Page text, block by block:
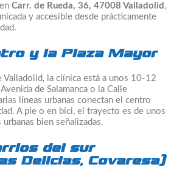
Carr. de Rueda, 36, 47008 Valladolid ,
y accesible desde prácticamente
y la Plaza Mayor
Valladolid, la clínica está a unos 10-12
de Salamanca o la Calle
líneas urbanas conectan el centro
A pie o en bici, el trayecto es de unos
bien señalizadas.
del sur
Delicias, Covaresa)